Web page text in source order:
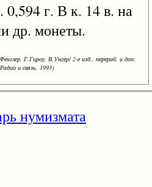
0,594 г. В к. 14 в. на
др. монеты.
Г.Гироу, В.Унгер/ 2-е изд., перераб. и доп.
и связь, 1993)
нумизмата